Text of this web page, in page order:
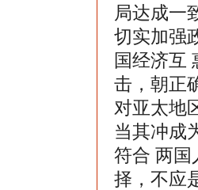
局达成一
切实加强
国经济互
击，朝正
对亚太地
当其冲成
符合 两国
择，不应